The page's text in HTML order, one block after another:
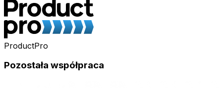
ProductPro
Pozostała współpraca